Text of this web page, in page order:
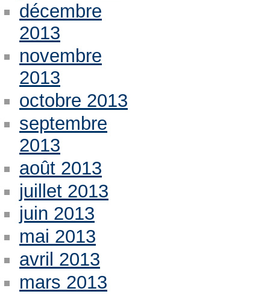
décembre
2013
novembre
2013
octobre 2013
septembre
2013
août 2013
juillet 2013
juin 2013
mai 2013
avril 2013
mars 2013